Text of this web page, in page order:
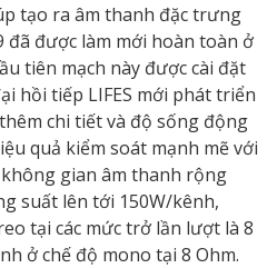
tạo ra âm thanh đặc trưng
đã được làm mới hoàn toàn ở
tiên mạch này được cài đặt
hồi tiếp LIFES mới phát triển
chi tiết và độ sống động
quả kiểm soát mạnh mẽ với
gian âm thanh rộng
suất lên tới 150W/kênh,
tại các mức trở lần lượt là 8
ở chế độ mono tại 8 Ohm.